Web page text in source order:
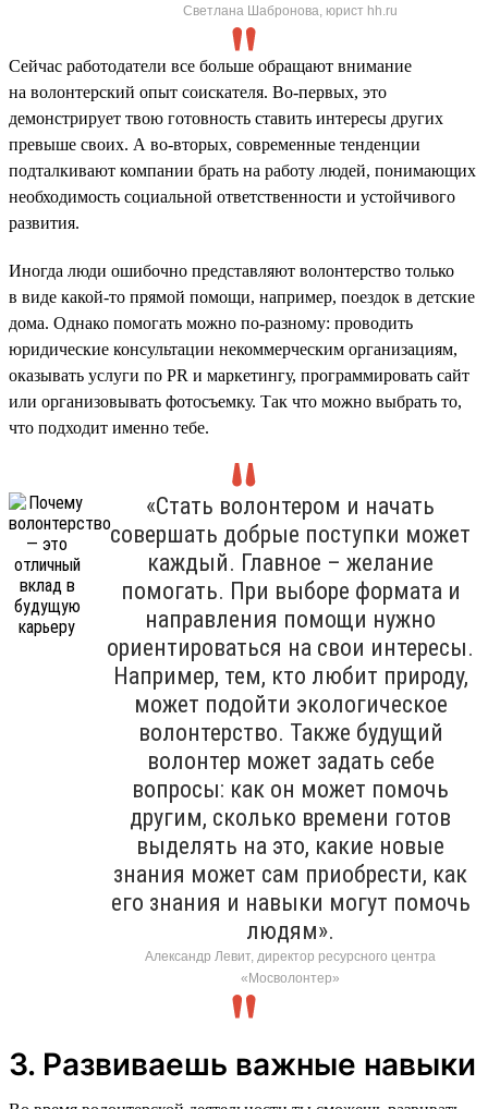
Светлана Шабронова, юрист hh.ru
Сейчас работодатели все больше обращают внимание
на волонтерский опыт соискателя. Во-первых, это
демонстрирует твою готовность ставить интересы других
превыше своих. А во-вторых, современные тенденции
подталкивают компании брать на работу людей, понимающих
необходимость социальной ответственности и устойчивого
развития.
Иногда люди ошибочно представляют волонтерство только
в виде какой-то прямой помощи, например, поездок в детские
дома. Однако помогать можно по-разному: проводить
юридические консультации некоммерческим организациям,
оказывать услуги по PR и маркетингу, программировать сайт
или организовывать фотосъемку. Так что можно выбрать то,
что подходит именно тебе.
«Стать волонтером и начать
совершать добрые поступки может
каждый. Главное – желание
помогать. При выборе формата и
направления помощи нужно
ориентироваться на свои интересы.
Например, тем, кто любит природу,
может подойти экологическое
волонтерство. Также будущий
волонтер может задать себе
вопросы: как он может помочь
другим, сколько времени готов
выделять на это, какие новые
знания может сам приобрести, как
его знания и навыки могут помочь
людям».
Александр Левит, директор ресурсного центра
«Мосволонтер»
3. Развиваешь важные навыки